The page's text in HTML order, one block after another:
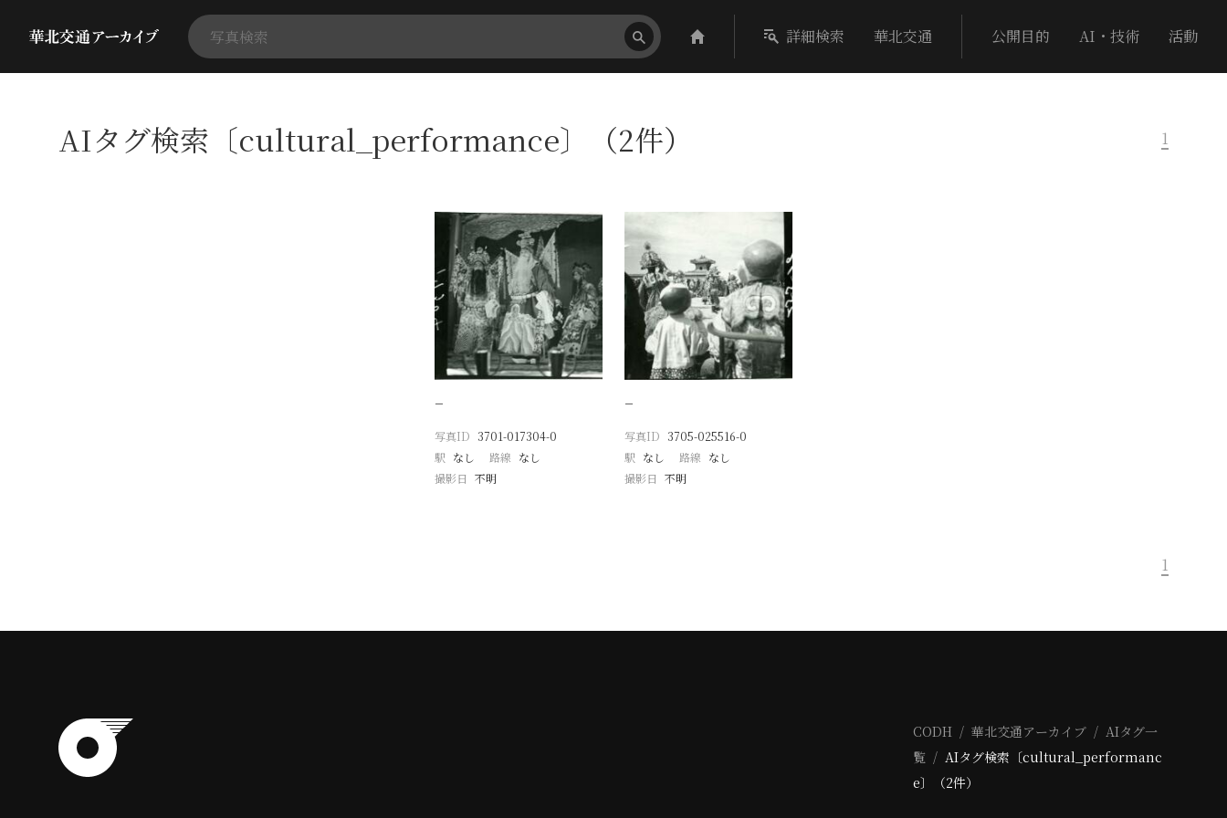
詳細検索 華北交通 公開目的 AI・技術 活動
AIタグ検索〔cultural_performance〕（2件） 1
−
写真ID 3701-017304-0
駅 なし 路線 なし
撮影日 不明
−
写真ID 3705-025516-0
駅 なし 路線 なし
撮影日 不明
1
CODH 華北交通アーカイブ
AIタグ一
覧
AIタグ検索〔cultural_performanc
e〕（2件）